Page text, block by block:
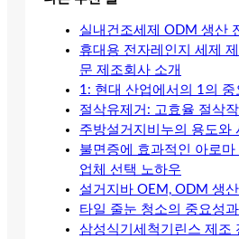
실내건조세제 ODM 생산
휴대용 전자레인지 세제
문 제조회사 소개
1: 현대 산업에서의 1의
절삭유제거: 고효율 절삭
주방설거지비누의 용도와
불면증에 효과적인 아로
업체 선택 노하우
설거지바 OEM, ODM 생
타일 줄눈 청소의 중요성
삼성식기세척기린스 제조